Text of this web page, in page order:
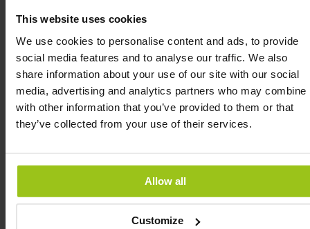
This website uses cookies
We use cookies to personalise content and ads, to provide
social media features and to analyse our traffic. We also
share information about your use of our site with our social
media, advertising and analytics partners who may combine
with other information that you’ve provided to them or that
they’ve collected from your use of their services.
Allow all
Customize
Körper für wichtige Prozesse wie
Homocystein-Stoffwechsel verwenden kann.
Folsäure ist ein wichtiges Nährstoff für alle, aber
Menschen mit einer genetischen Variation im
MTHFR-Gen können Schwierigkeiten haben,
Folsäure in 5-MTHF umzuwandeln. Dies kann zu
Nahrung aufnehmen. Es kann auch die
Homocysteinspiegel im Blut beeinflussen, was
wiederum die kardiovaskuläre Gesundheit
beeinträchtigen kann.